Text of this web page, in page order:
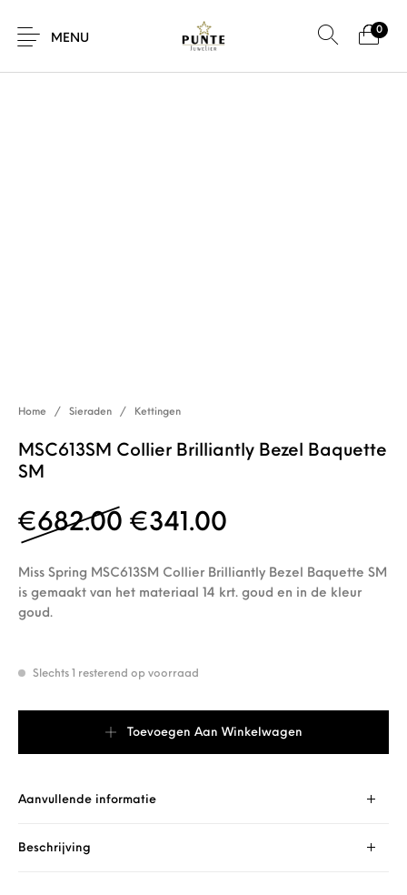
MENU
0
SALE!
Home / Sieraden / Kettingen
MSC613SM Collier Brilliantly Bezel Baquette
SM
€682.00 Oorspronkelijke prijs
€341.00
Miss Spring MSC613SM Collier Brilliantly Bezel Baquette SM
is gemaakt van het materiaal 14 krt. goud en in de kleur
goud.
Slechts 1 resterend op voorraad
Toevoegen Aan Winkelwagen
Aanvullende informatie
Beschrijving